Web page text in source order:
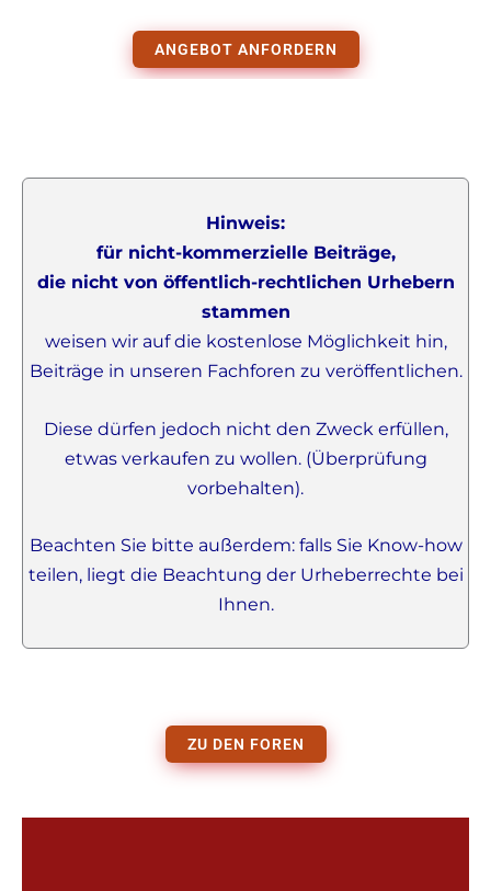
ANGEBOT ANFORDERN
Hinweis:
für nicht-kommerzielle Beiträge,
die nicht von öffentlich-rechtlichen Urhebern
stammen
weisen wir auf die kostenlose Möglichkeit hin,
Beiträge in unseren Fachforen zu veröffentlichen.
Diese dürfen jedoch nicht den Zweck erfüllen,
etwas verkaufen zu wollen. (Überprüfung
vorbehalten).
Beachten Sie bitte außerdem: falls Sie Know-how
teilen, liegt die Beachtung der Urheberrechte bei
Ihnen.
ZU DEN FOREN